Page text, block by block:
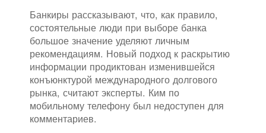
Банкиры рассказывают, что, как правило,
состоятельные люди при выборе банка
большое значение уделяют личным
рекомендациям. Новый подход к раскрытию
информации продиктован изменившейся
конъюнктурой международного долгового
рынка, считают эксперты. Ким по
мобильному телефону был недоступен для
комментариев.